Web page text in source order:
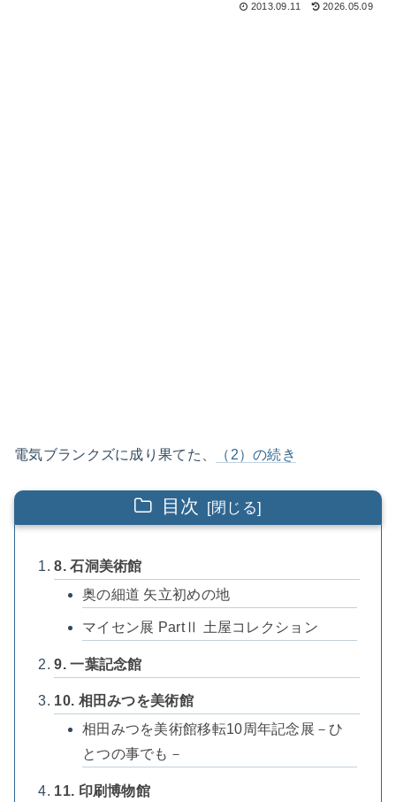
2013.09.11 2026.05.09
電気ブランクズに成り果てた、 （2）の続き
目次
8. 石洞美術館
奥の細道 矢立初めの地
マイセン展 PartⅡ 土屋コレクション
9. 一葉記念館
10. 相田みつを美術館
相田みつを美術館移転10周年記念展－ひ
とつの事でも－
11. 印刷博物館